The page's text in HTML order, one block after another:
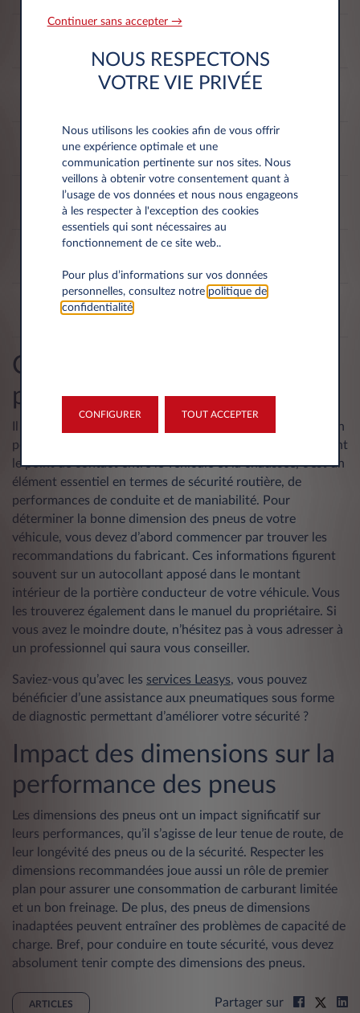
mm
265 mm
275-285
pouces
275 mm
mm
pouces
285 mm
295-305
mm
315 mm
305-315
pouces
305 mm
315-325
Choisir la bonne dimension
pour votre véhicule
Il est important de choisir des pneus de la bonne dimension
pour son véhicule. En effet, parce que les pneus constituent
le point de contact entre le véhicule et la chaussée, c’est un
élément essentiel en termes de sécurité routière, de
performances de conduite et de maniabilité. Pour
déterminer la bonne dimension des pneus de votre
véhicule, vous devez d’abord commencer par trouver les
recommandations du fabricant. Ces informations figurent
souvent sur un autocollant apposé dans le montant
intérieur de la portière conducteur de votre véhicule. Vous
les trouverez également dans le manuel du propriétaire. Si
vous avez le moindre doute, n’hésitez pas à vous adresser à
un professionnel qui saura vous conseiller.
Saviez-vous qu’avec les services Leasys, vous pouvez
bénéficier d’une assistance aux pneumatiques sous forme
de diagnostic permettant d’améliorer votre sécurité ?
Impact des dimensions sur la
performance des pneus
Les dimensions des pneus ont un impact significatif sur
leurs performances, qu’il s’agisse de leur tenue de route, de
leur longévité des pneus ou de la sécurité. Respecter les
dimensions recommandées joue aussi un rôle de premier
plan pour assurer une consommation de carburant limitée
et un bon freinage. De plus, des pneus de dimensions
inadaptées peuvent entraîner des problèmes de capacité de
charge. Bref, pour conduire en toute sécurité, vous devez
absolument tenir compte des dimensions des pneus.
ARTICLES Partager sur
Continuer sans accepter →
NOUS RESPECTONS
VOTRE VIE PRIVÉE
Nous utilisons les cookies afin de vous offrir
une expérience optimale et une
communication pertinente sur nos sites. Nous
veillons à obtenir votre consentement quant à
l’usage de vos données et nous nous engageons
à les respecter à l'exception des cookies
essentiels qui sont nécessaires au
fonctionnement de ce site web..
Pour plus d’informations sur vos données
personnelles, consultez notre politique de
confidentialité.
CONFIGURER TOUT ACCEPTER